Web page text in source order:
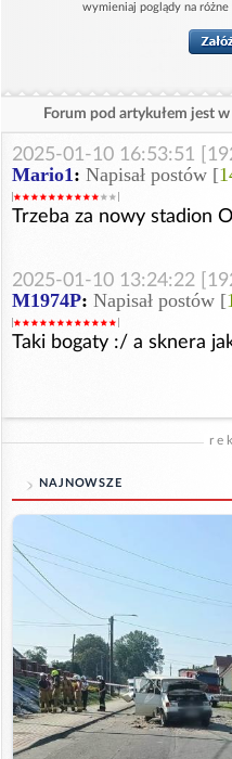
wymieniaj poglądy na różne
Forum pod artykułem jest
2025-01-10 16:53:51
Mario1: Napisał postów [
Trzeba za nowy stadion
2025-01-10 13:24:22
M1974P: Napisał postów [
Taki bogaty :/ a sknera
NAJNOWSZE